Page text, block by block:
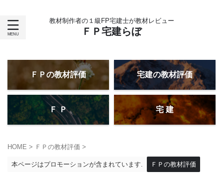
教材制作者の１級FP宅建士が教材レビュー
ＦＰ宅建らぼ
ＦＰの教材評価 宅建の教材評価
Ｆ Ｐ 宅 建
HOME > ＦＰの教材評価 >
本ページはプロモーションが含まれています. ＦＰの教材評価